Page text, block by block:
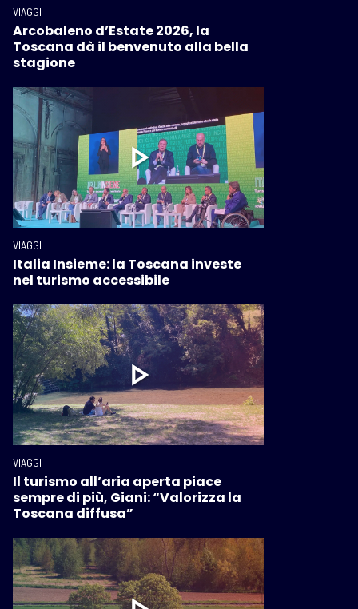
VIAGGI
Arcobaleno d’Estate 2026, la
Toscana dà il benvenuto alla bella
stagione
VIAGGI
Italia Insieme: la Toscana investe
nel turismo accessibile
VIAGGI
Il turismo all’aria aperta piace
sempre di più, Giani: “Valorizza la
Toscana diffusa”